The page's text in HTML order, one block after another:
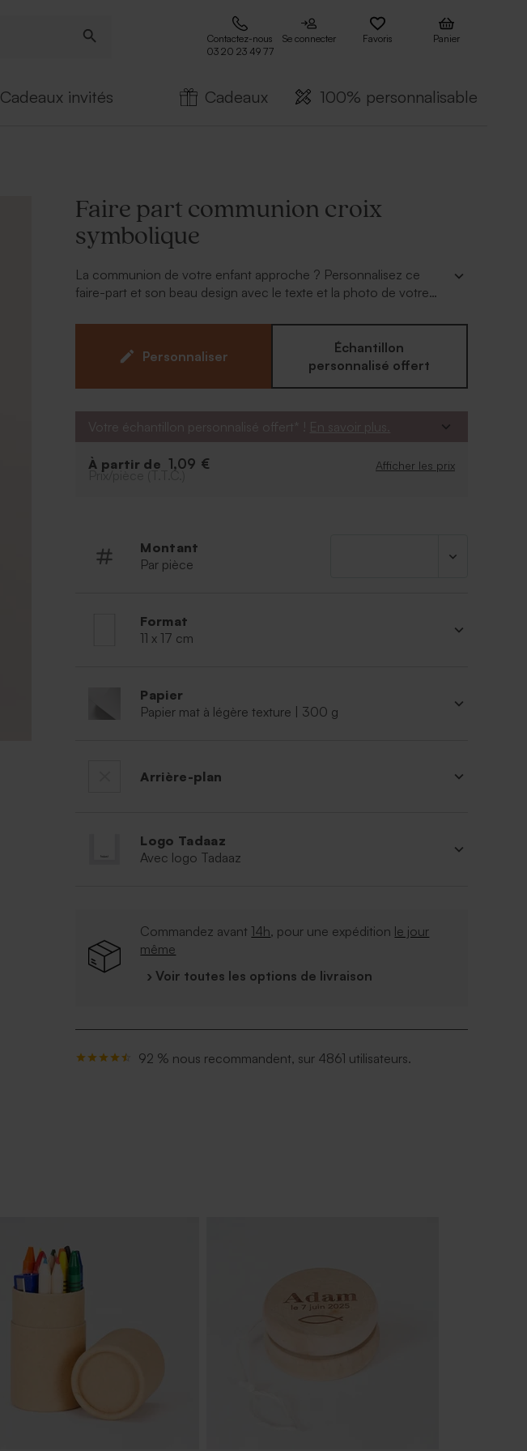
Contactez-nous
03 20 23 49 77
Se connecter Favoris Panier
Cadeaux invités Cadeaux 100% personnalisable
Faire part communion croix
symbolique
La communion de votre enfant approche ? Personnalisez ce
faire-part et son beau design avec le texte et la photo de votre
Personnaliser
Échantillon
personnalisé offert
Votre échantillon personnalisé offert* ! En savoir plus.
À partir de 1,09 € Afficher les prix
Prix/pièce (T.T.C.)
Montant
Par pièce
Format
11 x 17 cm
Papier
Papier mat à légère texture | 300 g
Arrière-plan
Logo Tadaaz
Avec logo Tadaaz
Commandez avant 14h, pour une expédition le jour
même
› Voir toutes les options de livraison
92 % nous recommandent, sur 4861 utilisateurs.